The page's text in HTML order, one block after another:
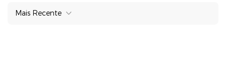
Mais Recente